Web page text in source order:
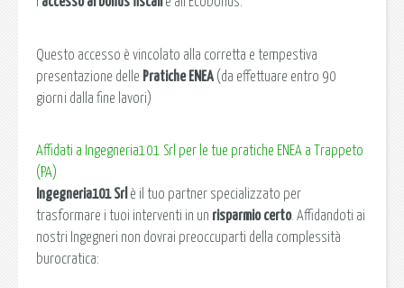
Questo accesso è vincolato alla corretta e tempestiva
presentazione delle Pratiche ENEA (da effettuare entro 90
giorni dalla fine lavori)
Affidati a Ingegneria101 Srl per le tue pratiche ENEA a Trappeto
(PA)
Ingegneria101 Srl è il tuo partner specializzato per
trasformare i tuoi interventi in un risparmio certo. Affidandoti ai
nostri Ingegneri non dovrai preoccuparti della complessità
burocratica: